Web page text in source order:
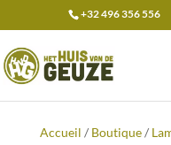
+32 496 356 556
pour :
Accueil / Boutique/